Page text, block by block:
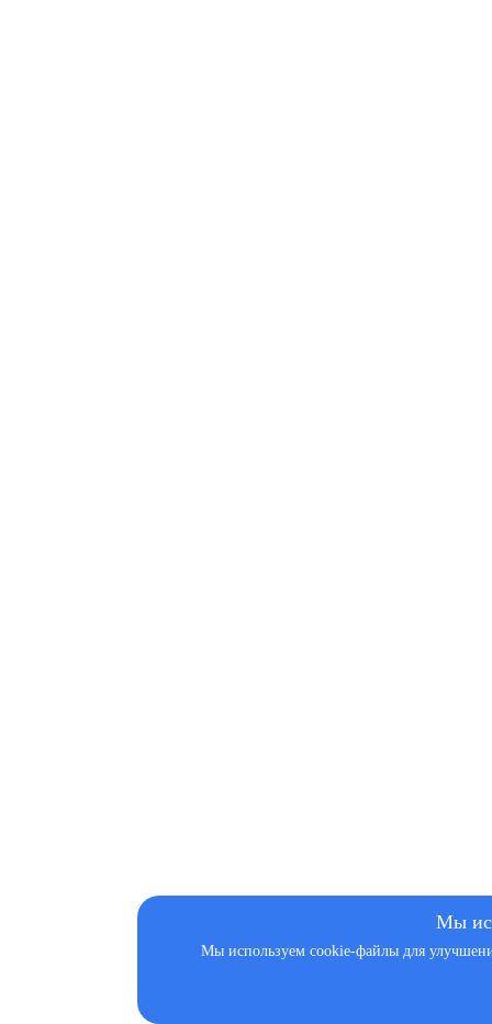
Мы
Мы используем cookie-файлы для